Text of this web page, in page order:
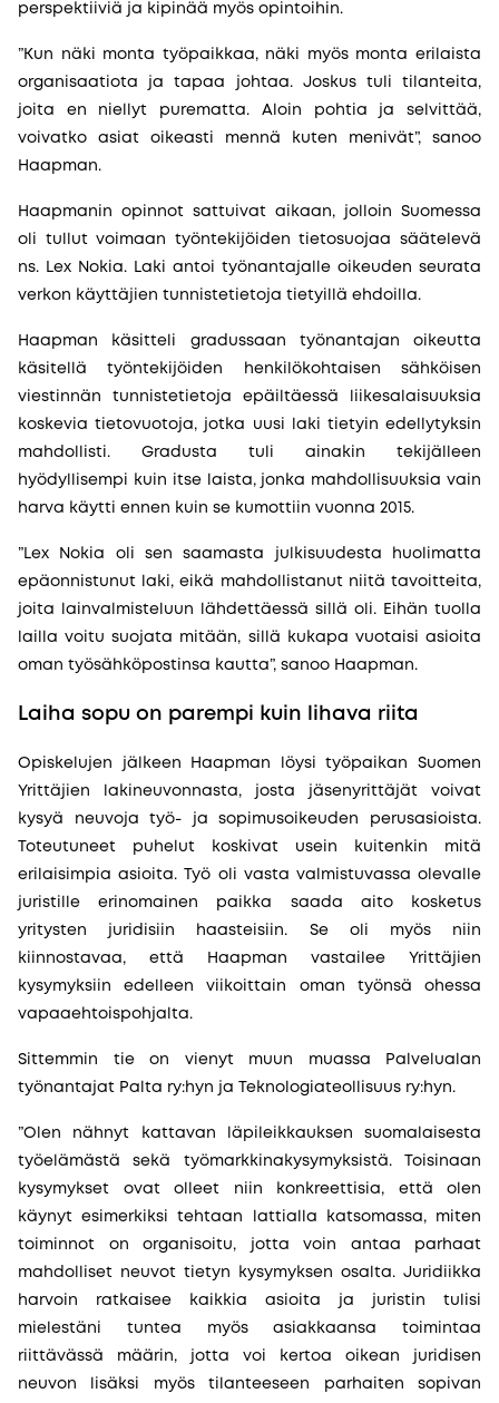
perspektiiviä ja kipinää myös opintoihin.
”Kun näki monta työpaikkaa, näki myös monta erilaista
organisaatiota ja tapaa johtaa. Joskus tuli tilanteita,
joita en niellyt purematta. Aloin pohtia ja selvittää,
voivatko asiat oikeasti mennä kuten menivät”, sanoo
Haapman.
Haapmanin opinnot sattuivat aikaan, jolloin Suomessa
oli tullut voimaan työntekijöiden tietosuojaa säätelevä
ns. Lex Nokia. Laki antoi työnantajalle oikeuden seurata
verkon käyttäjien tunnistetietoja tietyillä ehdoilla.
Haapman käsitteli gradussaan työnantajan oikeutta
käsitellä työntekijöiden henkilökohtaisen sähköisen
viestinnän tunnistetietoja epäiltäessä liikesalaisuuksia
koskevia tietovuotoja, jotka uusi laki tietyin edellytyksin
mahdollisti. Gradusta tuli ainakin tekijälleen
hyödyllisempi kuin itse laista, jonka mahdollisuuksia vain
harva käytti ennen kuin se kumottiin vuonna 2015.
”Lex Nokia oli sen saamasta julkisuudesta huolimatta
epäonnistunut laki, eikä mahdollistanut niitä tavoitteita,
joita lainvalmisteluun lähdettäessä sillä oli. Eihän tuolla
lailla voitu suojata mitään, sillä kukapa vuotaisi asioita
oman työsähköpostinsa kautta”, sanoo Haapman.
Laiha sopu on parempi kuin lihava riita
Opiskelujen jälkeen Haapman löysi työpaikan Suomen
Yrittäjien lakineuvonnasta, josta jäsenyrittäjät voivat
kysyä neuvoja työ- ja sopimusoikeuden perusasioista.
Toteutuneet puhelut koskivat usein kuitenkin mitä
erilaisimpia asioita. Työ oli vasta valmistuvassa olevalle
juristille erinomainen paikka saada aito kosketus
yritysten juridisiin haasteisiin. Se oli myös niin
kiinnostavaa, että Haapman vastailee Yrittäjien
kysymyksiin edelleen viikoittain oman työnsä ohessa
vapaaehtoispohjalta.
Sittemmin tie on vienyt muun muassa Palvelualan
työnantajat Palta ry:hyn ja Teknologiateollisuus ry:hyn.
”Olen nähnyt kattavan läpileikkauksen suomalaisesta
työelämästä sekä työmarkkinakysymyksistä. Toisinaan
kysymykset ovat olleet niin konkreettisia, että olen
käynyt esimerkiksi tehtaan lattialla katsomassa, miten
toiminnot on organisoitu, jotta voin antaa parhaat
mahdolliset neuvot tietyn kysymyksen osalta. Juridiikka
harvoin ratkaisee kaikkia asioita ja juristin tulisi
mielestäni tuntea myös asiakkaansa toimintaa
riittävässä määrin, jotta voi kertoa oikean juridisen
neuvon lisäksi myös tilanteeseen parhaiten sopivan